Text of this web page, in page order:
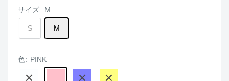
サイズ: M
S M
色: PINK
WHITE
BLUE YELLOW